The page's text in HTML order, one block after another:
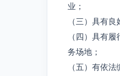
业；
（三）具有
（四）具有
务场地；
（五）有依